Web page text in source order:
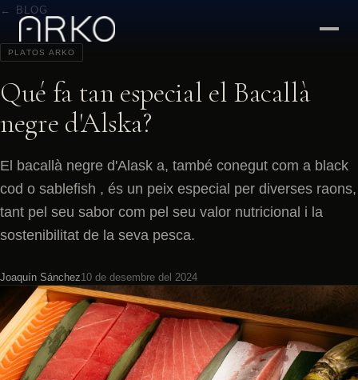
← BLOG
PLATOS ARKO
Qué fa tan especial el Bacallà
negre d'Alska?
El bacallà negre d'Alask a, també conegut com a black
cod o sablefish , és un peix especial per diverses raons,
tant pel seu sabor com pel seu valor nutricional i la
sostenibilitat de la seva pesca.
Joaquín Sánchez10 de desembre del 2024